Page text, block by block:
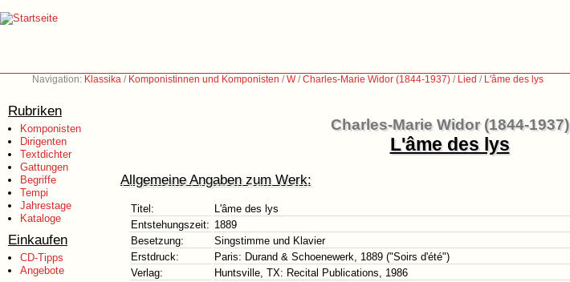
Navigation: Klassika / Komponistinnen und Komponisten /W/Charles-Marie Widor (1844-1937) / Lied / L'âme des lys
Rubriken
Komponisten
Dirigenten
Textdichter
Gattungen
Begriffe
Tempi
Jahrestage
Kataloge
Einkaufen
CD-Tipps
Angebote
Charles-Marie Widor (1844-1937)
L'âme des lys
Allgemeine Angaben zum Werk:
Titel:
L'âme des lys
Entstehungszeit: 1889
Besetzung:
Singstimme und Klavier
Erstdruck:
Paris: Durand & Schoenewerk, 1889 ("Soirs d'été")
Verlag:
Huntsville, TX: Recital Publications, 1986